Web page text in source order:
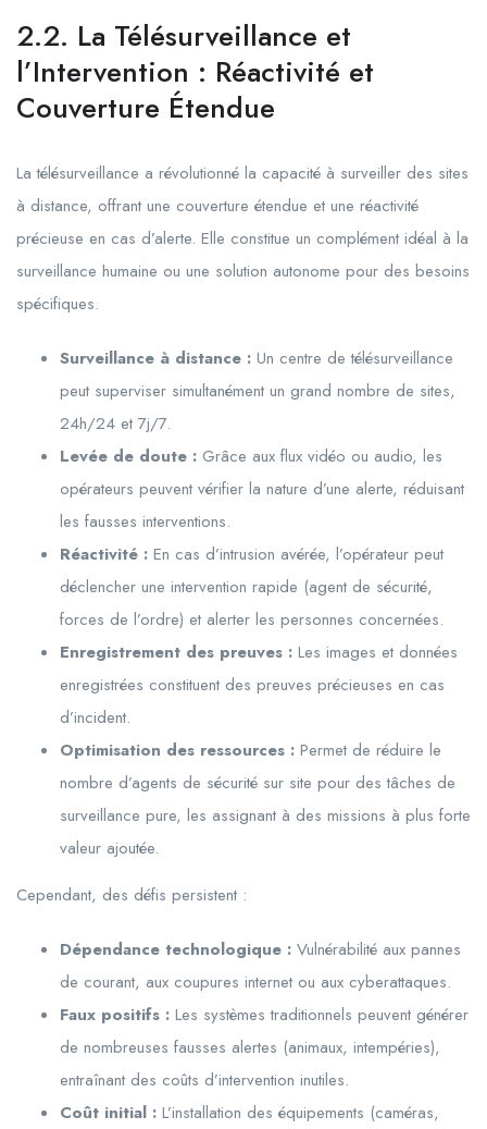
2.2. La Télésurveillance et
l’Intervention : Réactivité et
Couverture Étendue
La télésurveillance a révolutionné la capacité à surveiller des sites
à distance, offrant une couverture étendue et une réactivité
précieuse en cas d’alerte. Elle constitue un complément idéal à la
surveillance humaine ou une solution autonome pour des besoins
spécifiques.
Surveillance à distance : Un centre de télésurveillance
peut superviser simultanément un grand nombre de sites,
24h/24 et 7j/7.
Levée de doute : Grâce aux flux vidéo ou audio, les
opérateurs peuvent vérifier la nature d’une alerte, réduisant
les fausses interventions.
Réactivité : En cas d’intrusion avérée, l’opérateur peut
déclencher une intervention rapide (agent de sécurité,
forces de l’ordre) et alerter les personnes concernées.
Enregistrement des preuves : Les images et données
enregistrées constituent des preuves précieuses en cas
d’incident.
Optimisation des ressources : Permet de réduire le
nombre d’agents de sécurité sur site pour des tâches de
surveillance pure, les assignant à des missions à plus forte
valeur ajoutée.
Cependant, des défis persistent :
Dépendance technologique : Vulnérabilité aux pannes
de courant, aux coupures internet ou aux cyberattaques.
Faux positifs : Les systèmes traditionnels peuvent générer
de nombreuses fausses alertes (animaux, intempéries),
entraînant des coûts d’intervention inutiles.
Coût initial : L’installation des équipements (caméras,